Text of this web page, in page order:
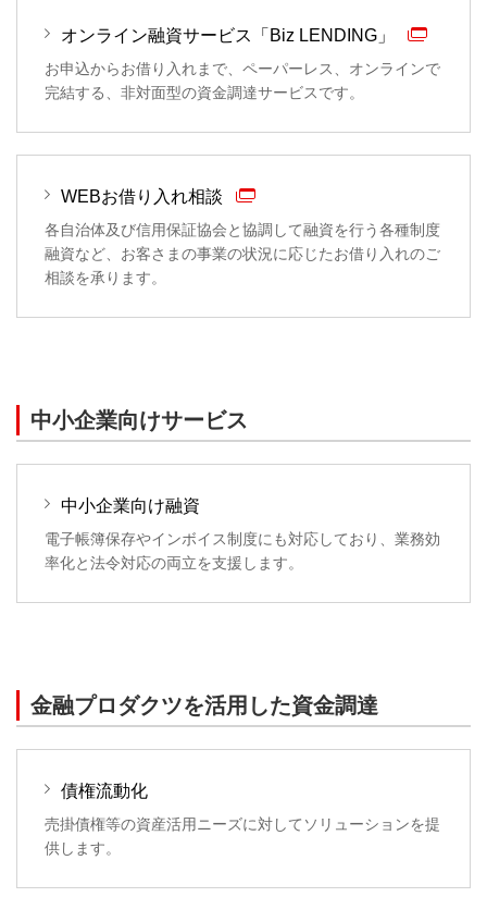
オンライン融資サービス「Biz LENDING」
お申込からお借り入れまで、ペーパーレス、オンラインで
完結する、非対面型の資金調達サービスです。
WEBお借り入れ相談
各自治体及び信用保証協会と協調して融資を行う各種制度
融資など、お客さまの事業の状況に応じたお借り入れのご
相談を承ります。
中小企業向けサービス
中小企業向け融資
電子帳簿保存やインボイス制度にも対応しており、業務効
率化と法令対応の両立を支援します。
金融プロダクツを活用した資金調達
債権流動化
売掛債権等の資産活用ニーズに対してソリューションを提
供します。